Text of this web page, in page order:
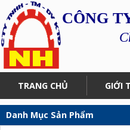
CÔNG
TRANG CHỦ GIỚI
Danh Mục Sản Phẩm